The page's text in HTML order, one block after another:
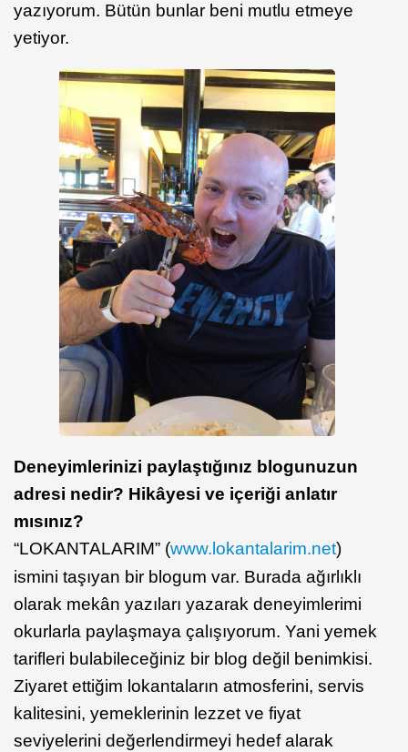
yazıyorum. Bütün bunlar beni mutlu etmeye
yetiyor.
Deneyimlerinizi paylaştığınız blogunuzun
adresi nedir? Hikâyesi ve içeriği anlatır
mısınız?
“LOKANTALARIM” (www.lokantalarim.net)
ismini taşıyan bir blogum var. Burada ağırlıklı
olarak mekân yazıları yazarak deneyimlerimi
okurlarla paylaşmaya çalışıyorum. Yani yemek
tarifleri bulabileceğiniz bir blog değil benimkisi.
Ziyaret ettiğim lokantaların atmosferini, servis
kalitesini, yemeklerinin lezzet ve fiyat
seviyelerini değerlendirmeyi hedef alarak